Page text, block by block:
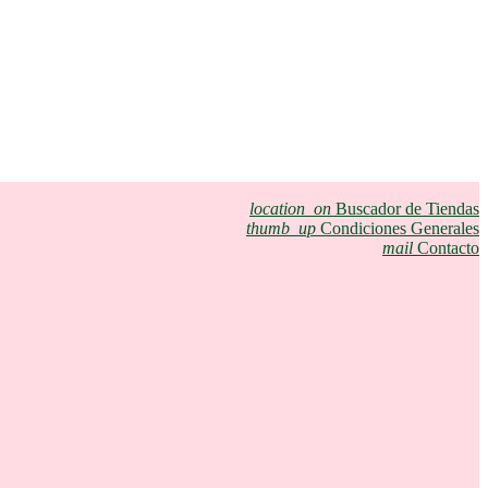
location_on Buscador de Tiendas
thumb_up Condiciones Generales
mail Contacto